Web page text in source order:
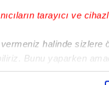
tarayıcı ve
halinde sizlere
Bunu yaparken
adına elimizden
HANDE